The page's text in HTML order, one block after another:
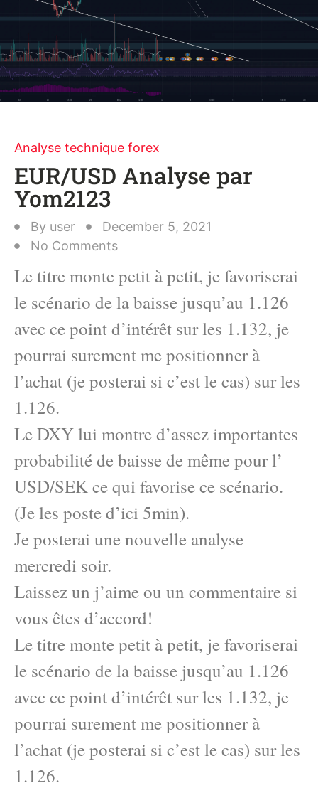
Analyse technique forex
EUR/USD Analyse par
Yom2123
By user
December 5, 2021
No Comments
Le titre monte petit à petit, je favoriserai
le scénario de la baisse jusqu’au 1.126
avec ce point d’intérêt sur les 1.132, je
pourrai surement me positionner à
l’achat (je posterai si c’est le cas) sur les
1.126.
Le DXY lui montre d’assez importantes
probabilité de baisse de même pour l’
USD/SEK ce qui favorise ce scénario.
(Je les poste d’ici 5min).
Je posterai une nouvelle analyse
mercredi soir.
Laissez un j’aime ou un commentaire si
vous êtes d’accord!
Le titre monte petit à petit, je favoriserai
le scénario de la baisse jusqu’au 1.126
avec ce point d’intérêt sur les 1.132, je
pourrai surement me positionner à
l’achat (je posterai si c’est le cas) sur les
1.126.